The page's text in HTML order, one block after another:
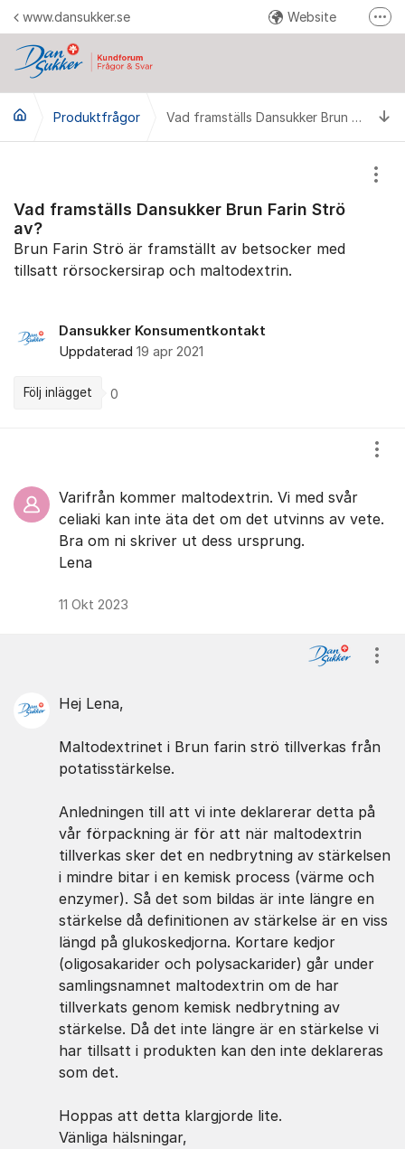
Hoppa till innehåll
www.dansukker.se Website
YouTube
Produktfrågor Vad framställs Dansukker Brun Farin Strö av?
Vad framställs Dansukker Brun Farin Strö
av?
Brun Farin Strö är framställt av betsocker med
tillsatt rörsockersirap och maltodextrin.
Dansukker Konsumentkontakt
Uppdaterad 19 apr 2021
Följ inlägget 0
Varifrån kommer maltodextrin. Vi med svår
celiaki kan inte äta det om det utvinns av vete.
Bra om ni skriver ut dess ursprung.
Lena
11 Okt 2023
Hej Lena,
Maltodextrinet i Brun farin strö tillverkas från
potatisstärkelse.
Anledningen till att vi inte deklarerar detta på
vår förpackning är för att när maltodextrin
tillverkas sker det en nedbrytning av stärkelsen
i mindre bitar i en kemisk process (värme och
enzymer). Så det som bildas är inte längre en
stärkelse då definitionen av stärkelse är en viss
längd på glukoskedjorna. Kortare kedjor
(oligosakarider och polysackarider) går under
samlingsnamnet maltodextrin om de har
tillverkats genom kemisk nedbrytning av
stärkelse. Då det inte längre är en stärkelse vi
har tillsatt i produkten kan den inte deklareras
som det.
Hoppas att detta klargjorde lite.
Vänliga hälsningar,